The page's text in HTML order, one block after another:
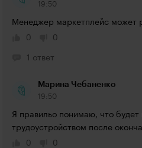
19:50
Менеджер маркетплейс может
0
0
1 ответ
Марина Чебаненко
19:50
Я правильо понимаю, что
трудоустройством после
0
0